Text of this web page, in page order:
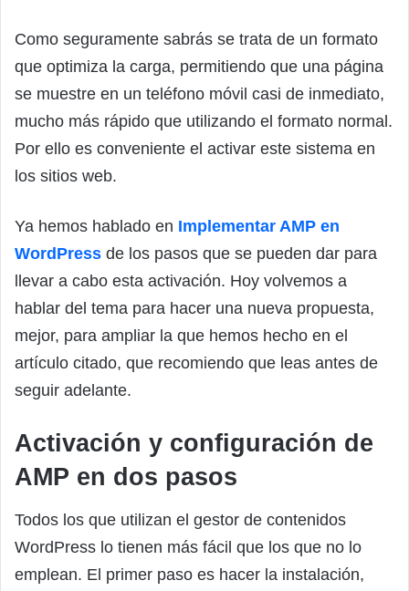
Como seguramente sabrás se trata de un formato
que optimiza la carga, permitiendo que una página
se muestre en un teléfono móvil casi de inmediato,
mucho más rápido que utilizando el formato normal.
Por ello es conveniente el activar este sistema en
los sitios web.
Ya hemos hablado en Implementar AMP en
WordPress de los pasos que se pueden dar para
llevar a cabo esta activación. Hoy volvemos a
hablar del tema para hacer una nueva propuesta,
mejor, para ampliar la que hemos hecho en el
artículo citado, que recomiendo que leas antes de
seguir adelante.
Activación y configuración de
AMP en dos pasos
Todos los que utilizan el gestor de contenidos
WordPress lo tienen más fácil que los que no lo
emplean. El primer paso es hacer la instalación,